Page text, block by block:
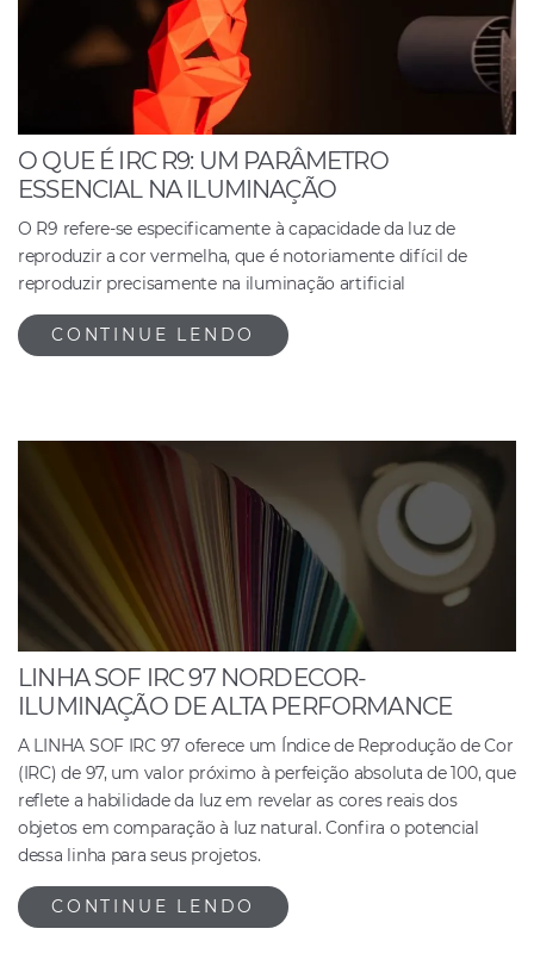
O QUE É IRC R9: UM PARÂMETRO
ESSENCIAL NA ILUMINAÇÃO
O R9 refere-se especificamente à capacidade da luz de
reproduzir a cor vermelha, que é notoriamente difícil de
reproduzir precisamente na iluminação artificial
CONTINUE LENDO
LINHA SOF IRC 97 NORDECOR-
ILUMINAÇÃO DE ALTA PERFORMANCE
A LINHA SOF IRC 97 oferece um Índice de Reprodução de Cor
(IRC) de 97, um valor próximo à perfeição absoluta de 100, que
reflete a habilidade da luz em revelar as cores reais dos
objetos em comparação à luz natural. Confira o potencial
dessa linha para seus projetos.
CONTINUE LENDO